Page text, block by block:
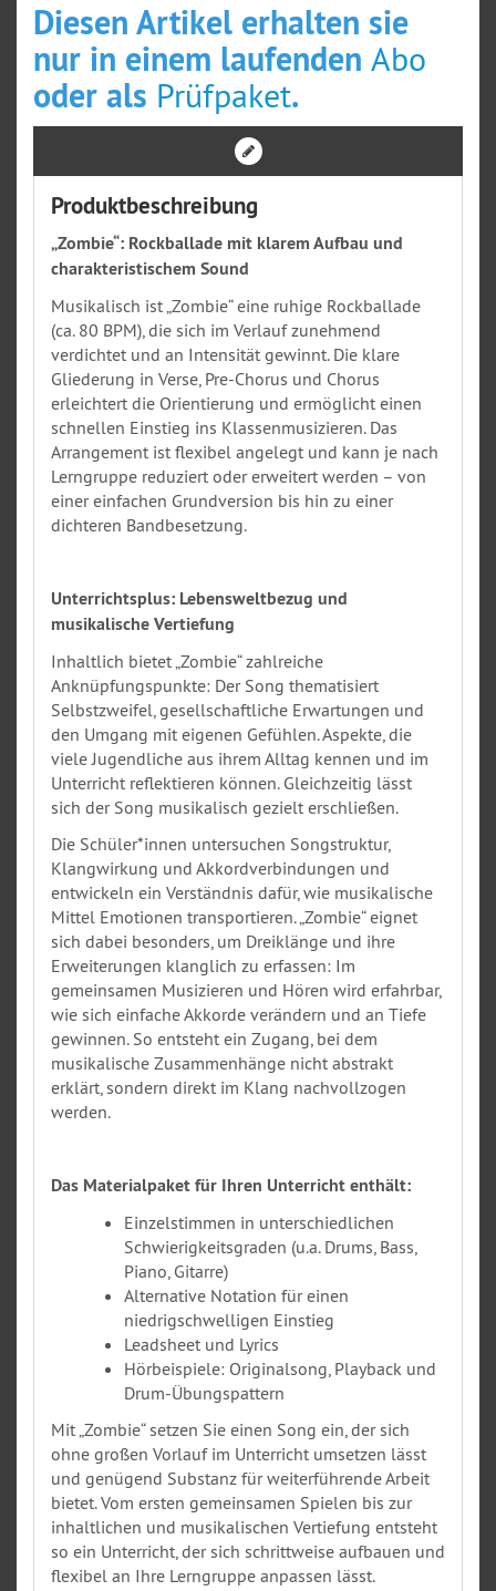
Diesen Artikel erhalten sie
nur in einem laufenden Abo
oder als Prüfpaket.
Produktbeschreibung
„Zombie“: Rockballade mit klarem Aufbau und
charakteristischem Sound
Musikalisch ist „Zombie“ eine ruhige Rockballade
(ca. 80 BPM), die sich im Verlauf zunehmend
verdichtet und an Intensität gewinnt. Die klare
Gliederung in Verse, Pre-Chorus und Chorus
erleichtert die Orientierung und ermöglicht einen
schnellen Einstieg ins Klassenmusizieren. Das
Arrangement ist flexibel angelegt und kann je nach
Lerngruppe reduziert oder erweitert werden – von
einer einfachen Grundversion bis hin zu einer
dichteren Bandbesetzung.
Unterrichtsplus: Lebensweltbezug und
musikalische Vertiefung
Inhaltlich bietet „Zombie“ zahlreiche
Anknüpfungspunkte: Der Song thematisiert
Selbstzweifel, gesellschaftliche Erwartungen und
den Umgang mit eigenen Gefühlen. Aspekte, die
viele Jugendliche aus ihrem Alltag kennen und im
Unterricht reflektieren können. Gleichzeitig lässt
sich der Song musikalisch gezielt erschließen.
Die Schüler*innen untersuchen Songstruktur,
Klangwirkung und Akkordverbindungen und
entwickeln ein Verständnis dafür, wie musikalische
Mittel Emotionen transportieren. „Zombie“ eignet
sich dabei besonders, um Dreiklänge und ihre
Erweiterungen klanglich zu erfassen: Im
gemeinsamen Musizieren und Hören wird erfahrbar,
wie sich einfache Akkorde verändern und an Tiefe
gewinnen. So entsteht ein Zugang, bei dem
musikalische Zusammenhänge nicht abstrakt
erklärt, sondern direkt im Klang nachvollzogen
werden.
Das Materialpaket für Ihren Unterricht enthält:
Einzelstimmen in unterschiedlichen
Schwierigkeitsgraden (u.a. Drums, Bass,
Piano, Gitarre)
Alternative Notation für einen
niedrigschwelligen Einstieg
Leadsheet und Lyrics
Hörbeispiele: Originalsong, Playback und
Drum-Übungspattern
Mit „Zombie“ setzen Sie einen Song ein, der sich
ohne großen Vorlauf im Unterricht umsetzen lässt
und genügend Substanz für weiterführende Arbeit
bietet. Vom ersten gemeinsamen Spielen bis zur
inhaltlichen und musikalischen Vertiefung entsteht
so ein Unterricht, der sich schrittweise aufbauen und
flexibel an Ihre Lerngruppe anpassen lässt.